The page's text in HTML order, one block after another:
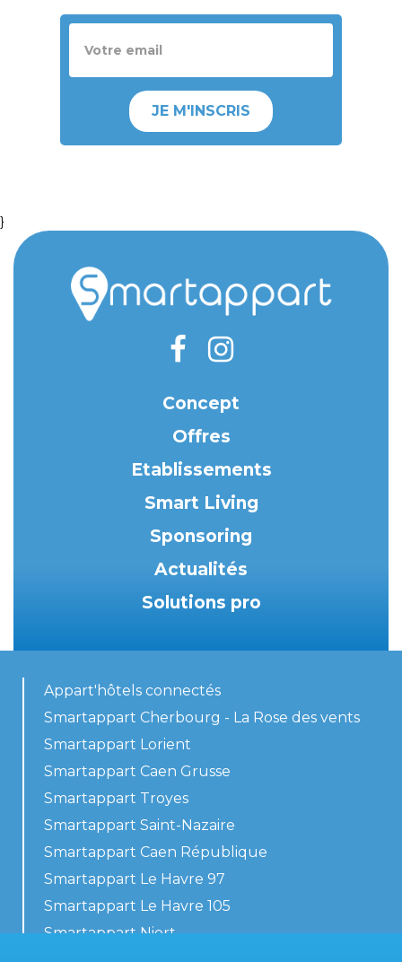
JE M'INSCRIS
}
Concept
Offres
Etablissements
Smart Living
Sponsoring
Actualités
Solutions pro
Appart'hôtels connectés
Smartappart Cherbourg - La Rose des vents
Smartappart Lorient
Smartappart Caen Grusse
Smartappart Troyes
Smartappart Saint-Nazaire
Smartappart Caen République
Smartappart Le Havre 97
Smartappart Le Havre 105
Smartappart Niort